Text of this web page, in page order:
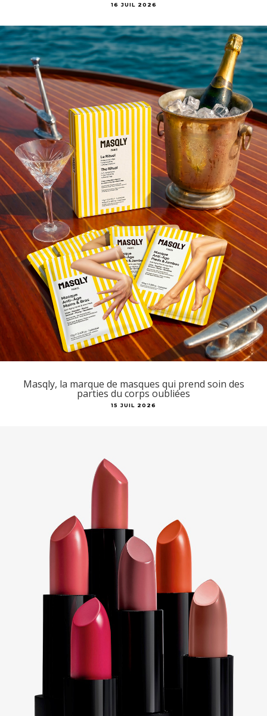
16 JUIL 2026
Masqly, la marque de masques qui prend soin des
parties du corps oubliées
15 JUIL 2026